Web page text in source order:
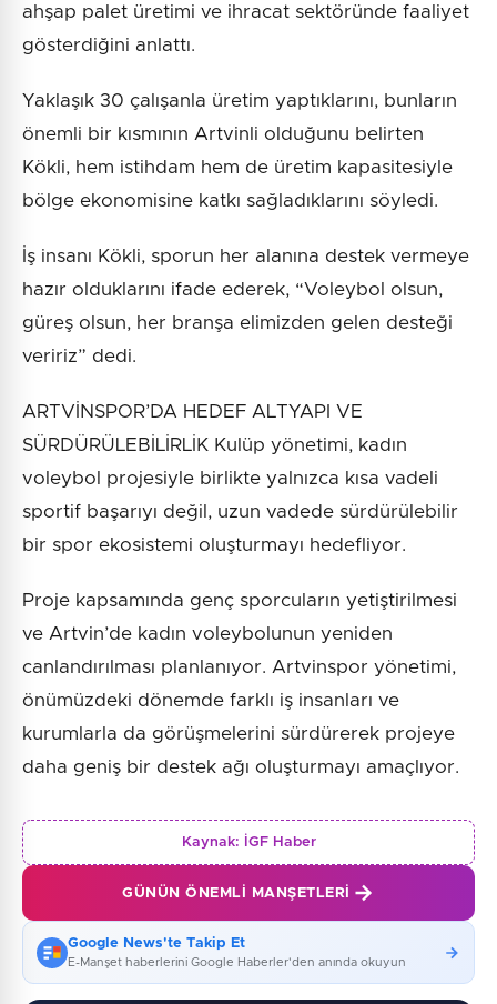
ahşap palet üretimi ve ihracat sektöründe faaliyet
gösterdiğini anlattı.
Yaklaşık 30 çalışanla üretim yaptıklarını, bunların
önemli bir kısmının Artvinli olduğunu belirten
Kökli, hem istihdam hem de üretim kapasitesiyle
bölge ekonomisine katkı sağladıklarını söyledi.
İş insanı Kökli, sporun her alanına destek vermeye
hazır olduklarını ifade ederek, “Voleybol olsun,
güreş olsun, her branşa elimizden gelen desteği
veririz” dedi.
ARTVİNSPOR’DA HEDEF ALTYAPI VE
SÜRDÜRÜLEBİLİRLİK Kulüp yönetimi, kadın
voleybol projesiyle birlikte yalnızca kısa vadeli
sportif başarıyı değil, uzun vadede sürdürülebilir
bir spor ekosistemi oluşturmayı hedefliyor.
Proje kapsamında genç sporcuların yetiştirilmesi
ve Artvin’de kadın voleybolunun yeniden
canlandırılması planlanıyor. Artvinspor yönetimi,
önümüzdeki dönemde farklı iş insanları ve
kurumlarla da görüşmelerini sürdürerek projeye
daha geniş bir destek ağı oluşturmayı amaçlıyor.
Kaynak: İGF Haber
GÜNÜN ÖNEMLI MANŞETLERI
Google News'te Takip Et
E-Manşet haberlerini Google Haberler'den anında okuyun